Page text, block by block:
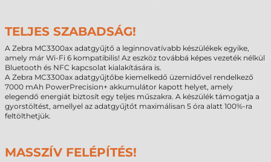
TELJES SZABADSÁG!
A Zebra MC3300ax adatgyűjtő a leginnovatívabb készülékek egyike,
amely már Wi-Fi 6 kompatibilis! Az eszköz továbbá képes vezeték nélkül
Bluetooth és NFC kapcsolat kialakítására is.
A Zebra MC3300ax adatgyűjtőbe kiemelkedő üzemidővel rendelkező
7000 mAh PowerPrecision+ akkumulátor kapott helyet, amely
elegendő energiát biztosít egy teljes műszakra. A készülék támogatja a
gyorstöltést, amellyel az adatgyűjtőt maximálisan 5 óra alatt 100%-ra
feltölthetjük.
MASSZÍV FELÉPÍTÉS!